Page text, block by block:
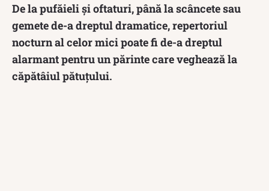
De la pufăieli și oftaturi, până la scâncete sau
gemete de-a dreptul dramatice, repertoriul
nocturn al celor mici poate fi de-a dreptul
alarmant pentru un părinte care veghează la
căpătâiul pătuțului.